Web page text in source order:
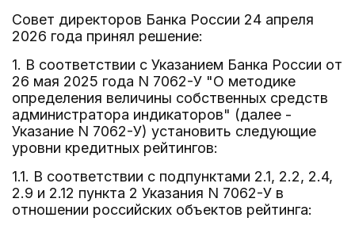
Совет директоров Банка России 24 апреля
2026 года принял решение:
1. В соответствии с Указанием Банка России от
26 мая 2025 года N 7062-У "О методике
определения величины собственных средств
администратора индикаторов" (далее -
Указание N 7062-У) установить следующие
уровни кредитных рейтингов:
1.1. В соответствии с подпунктами 2.1, 2.2, 2.4,
2.9 и 2.12 пункта 2 Указания N 7062-У в
отношении российских объектов рейтинга: